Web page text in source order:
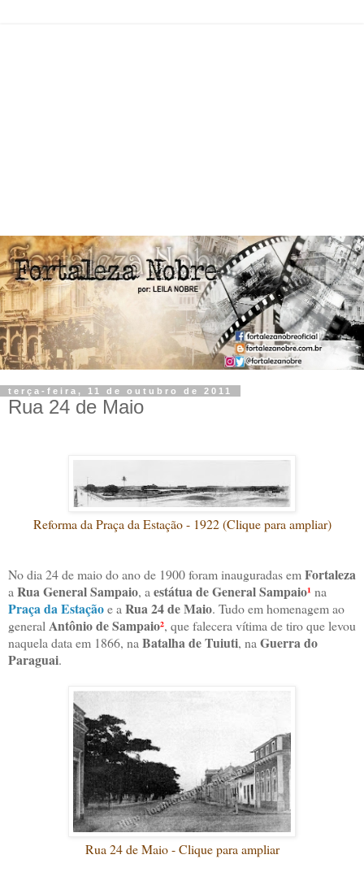
terça-feira, 11 de outubro de 2011
Rua 24 de Maio
Reforma da Praça da Estação - 1922 (Clique para ampliar)
No dia 24 de maio do ano de 1900 foram inauguradas emFortaleza
a Rua General Sampaio, a estátua de General Sampaio¹na
Praça da Estaçãoe a Rua 24 de Maio. Tudo em homenagem ao
general Antônio de Sampaio², que falecera vítima de tiro que levou
naquela data em 1866, na Batalha de Tuiuti, na Guerra do
Paraguai.
Rua 24 de Maio - Clique para ampliar